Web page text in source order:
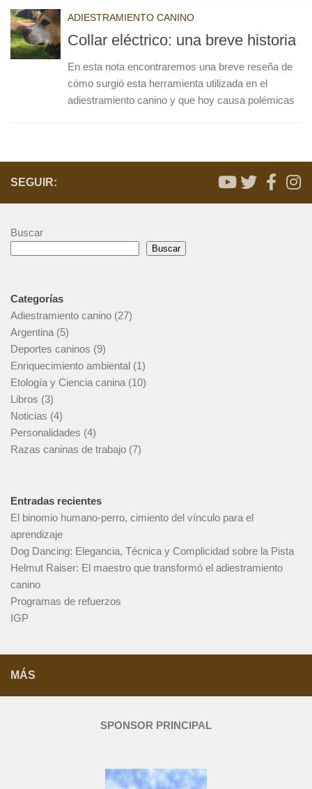
ADIESTRAMIENTO CANINO
Collar eléctrico: una breve historia
En esta nota encontraremos una breve reseña de
cómo surgió esta herramienta utilizada en el
adiestramiento canino y que hoy causa polémicas
SEGUIR:
Buscar
Buscar
Categorías
Adiestramiento canino (27)
Argentina (5)
Deportes caninos (9)
Enriquecimiento ambiental (1)
Etología y Ciencia canina (10)
Libros (3)
Noticias (4)
Personalidades (4)
Razas caninas de trabajo (7)
Entradas recientes
El binomio humano-perro, cimiento del vínculo para el
aprendizaje
Dog Dancing: Elegancia, Técnica y Complicidad sobre la Pista
Helmut Raiser: El maestro que transformó el adiestramiento
canino
Programas de refuerzos
IGP
MÁS
SPONSOR PRINCIPAL